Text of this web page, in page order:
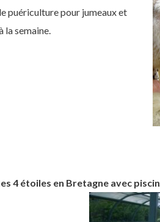
puériculture pour jumeaux et
la semaine.
4 étoiles en Bretagne avec